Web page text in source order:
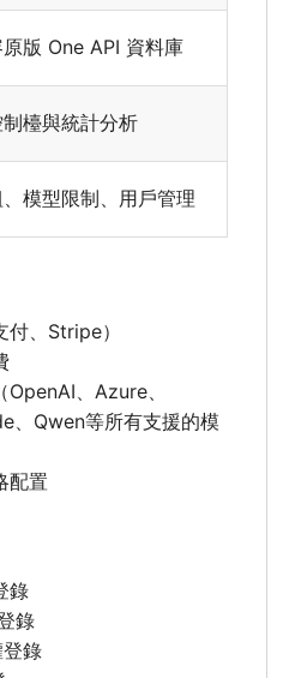
版 One API 資料庫
檯與統計分析
模型限制、用戶管理
、Stripe）
、Azure、
、Qwen等所有支援的模
配置
錄
錄
錄